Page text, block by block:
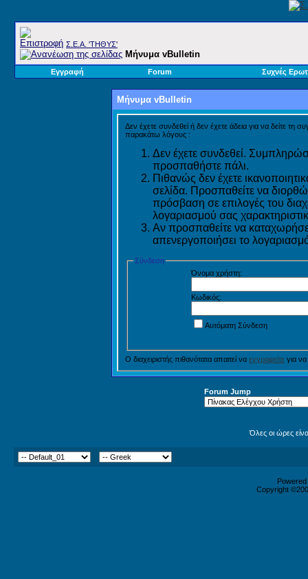
Σ.E.A. 'ΤΗΘΥΣ'
Μήνυμα vBulletin
Εγγραφή Forum Συχνές
Μήνυμα vBulletin
Δεν έχετε συνδεθεί ή δεν έχετε άδεια για να δείτε τη
παρακάτω λόγους :
Δεν έχετε συνδεθεί.
προσπαθήστε πάλι.
Πιθανώς δεν έχετε
σελίδα. Προσπαθείτε να
πρόσβαση σε επιλογές του
λογαριασμού σας
Αν προσπαθείτε να
απενεργοποιήσει το
Σύνδεση
Όνομα χρήστη:
Κωδικός:
Αυτόματη Σύνδεση
Ο διαχειριστής πιθανότατα απαιτεί να εγγραφείτε για
Forum Jump
Όλες οι ώρες
Copyright